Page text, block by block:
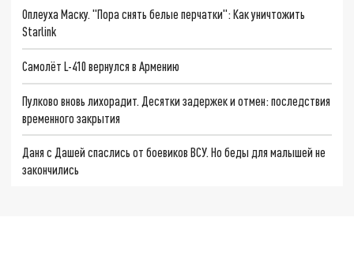
Оплеуха Маску. "Пора снять белые перчатки": Как уничтожить
Starlink
Самолёт L-410 вернулся в Армению
Пулково вновь лихорадит. Десятки задержек и отмен: последствия
временного закрытия
Даня с Дашей спаслись от боевиков ВСУ. Но беды для малышей не
закончились